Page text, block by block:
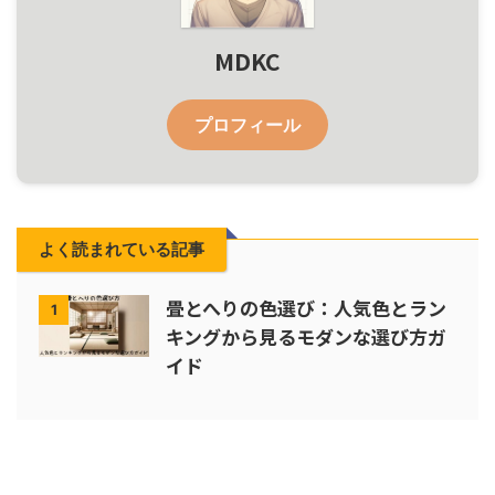
MDKC
プロフィール
よく読まれている記事
1
畳とへりの色選び：人気色とラン
キングから見るモダンな選び方ガ
イド